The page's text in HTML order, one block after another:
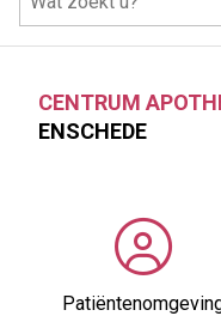
CENTRUM
ENSCHEDE